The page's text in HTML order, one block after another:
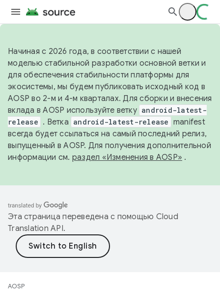
Начиная с 2026 года, в соответствии с нашей
моделью стабильной разработки основной ветки и
для обеспечения стабильности платформы для
экосистемы, мы будем публиковать исходный код в
AOSP во 2-м и 4-м кварталах. Для сборки и внесения
вклада в AOSP используйте ветку android-latest-
release . Ветка android-latest-release manifest
всегда будет ссылаться на самый последний релиз,
выпущенный в AOSP. Для получения дополнительной
информации см. раздел «Изменения в AOSP» .
Эта страница переведена с помощью Cloud
Translation API.
AOSP